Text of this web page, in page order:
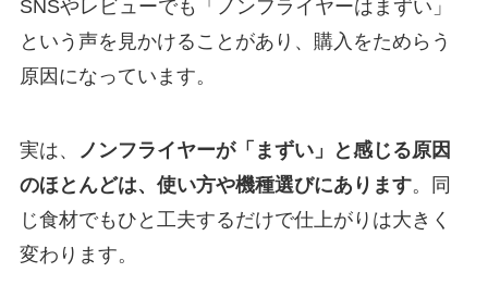
SNSやレビューでも「ノンフライヤーはまずい」
という声を見かけることがあり、購入をためらう
原因になっています。
実は、
ノンフライヤーが「まずい」と感じる原因
のほとんどは、使い方や機種選びにあります。同
じ食材でもひと工夫するだけで仕上がりは大きく
変わります。